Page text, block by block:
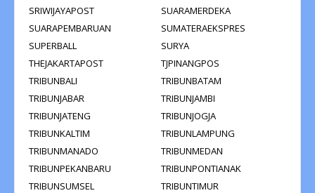
SRIWIJAYAPOST
SUARAMERDEKA
SUARAPEMBARUAN
SUMATERAEKSPRES
SUPERBALL
SURYA
THEJAKARTAPOST
TJPINANGPOS
TRIBUNBALI
TRIBUNBATAM
TRIBUNJABAR
TRIBUNJAMBI
TRIBUNJATENG
TRIBUNJOGJA
TRIBUNKALTIM
TRIBUNLAMPUNG
TRIBUNMANADO
TRIBUNMEDAN
TRIBUNPEKANBARU
TRIBUNPONTIANAK
TRIBUNSUMSEL
TRIBUNTIMUR